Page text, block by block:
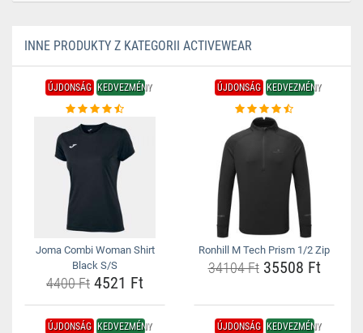
INNE PRODUKTY Z KATEGORII ACTIVEWEAR
ÚJDONSÁG KEDVEZMÉNY
Joma Combi Woman Shirt
Black S/S
4400 Ft 4521 Ft
ÚJDONSÁG KEDVEZMÉNY
Ronhill M Tech Prism 1/2 Zip
34104 Ft35508 Ft
ÚJDONSÁG KEDVEZMÉNY ÚJDONSÁG KEDVEZMÉNY